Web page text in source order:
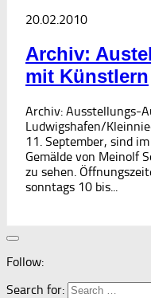
20.02.2010
Archiv:
mit Künstlern
Archiv: Ausstellungs-
Ludwigshafen/
11. September, sind
Gemälde von Meinolf
zu sehen.
sonntags 10 bis...
Follow:
Search for: